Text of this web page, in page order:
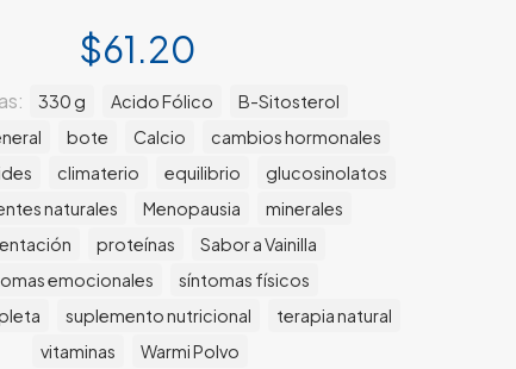
$61.20
330 g Acido Fólico
B-Sitosterol
bote Calcio
cambios hormonales
climaterio equilibrio
glucosinolatos
naturales
Menopausia
minerales
proteínas
Sabor a Vainilla
emocionales
síntomas físicos
suplemento nutricional
terapia natural
vitaminas
Warmi Polvo